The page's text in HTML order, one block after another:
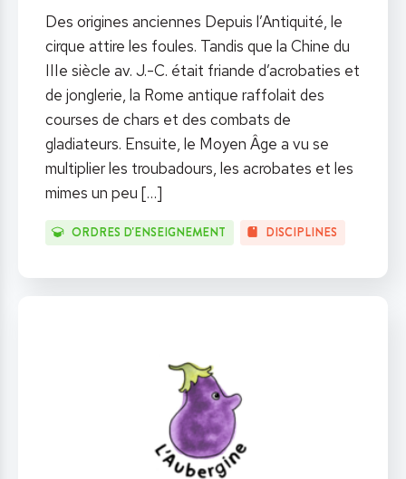
Des origines anciennes Depuis l’Antiquité, le
cirque attire les foules. Tandis que la Chine du
IIIe siècle av. J.-C. était friande d’acrobaties et
de jonglerie, la Rome antique raffolait des
courses de chars et des combats de
gladiateurs. Ensuite, le Moyen Âge a vu se
multiplier les troubadours, les acrobates et les
mimes un peu […]
ORDRES D'ENSEIGNEMENT DISCIPLINES